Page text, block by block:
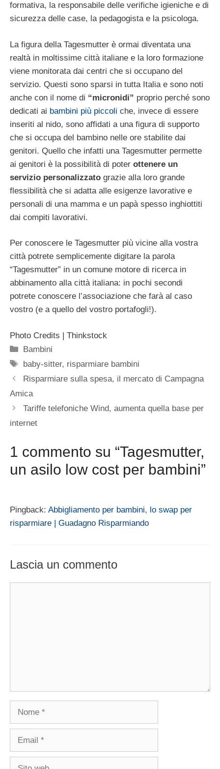
formativa, la responsabile delle verifiche igieniche e di
sicurezza delle case, la pedagogista e la psicologa.
La figura della Tagesmutter è ormai diventata una
realtà in moltissime città italiane e la loro formazione
viene monitorata dai centri che si occupano del
servizio. Questi sono sparsi in tutta Italia e sono noti
anche con il nome di “micronidi” proprio perché sono
dedicati ai bambini più piccoli che, invece di essere
inseriti al nido, sono affidati a una figura di supporto
che si occupa del bambino nelle ore stabilite dai
genitori. Quello che infatti una Tagesmutter permette
ai genitori è la possibilità di poter ottenere un
servizio personalizzato grazie alla loro grande
flessibilità che si adatta alle esigenze lavorative e
personali di una mamma e un papà spesso inghiottiti
dai compiti lavorativi.
Per conoscere le Tagesmutter più vicine alla vostra
città potrete semplicemente digitare la parola
“Tagesmutter” in un comune motore di ricerca in
abbinamento alla città italiana: in pochi secondi
potrete conoscere l’associazione che farà al caso
vostro (e a quello del vostro portafogli!).
Photo Credits | Thinkstock
Categorie
Bambini
Tag
baby-sitter, risparmiare bambini
Risparmiare sulla spesa, il mercato di Campagna
Amica
Tariffe telefoniche Wind, aumenta quella base per
internet
1 commento su “Tagesmutter,
un asilo low cost per bambini”
Pingback: Abbigliamento per bambini, lo swap per
risparmiare | Guadagno Risparmiando
Lascia un commento
Nome
Email
Sito